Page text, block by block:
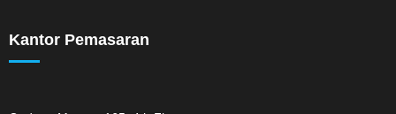
Kantor Pemasaran